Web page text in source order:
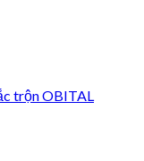
trộn OBITAL